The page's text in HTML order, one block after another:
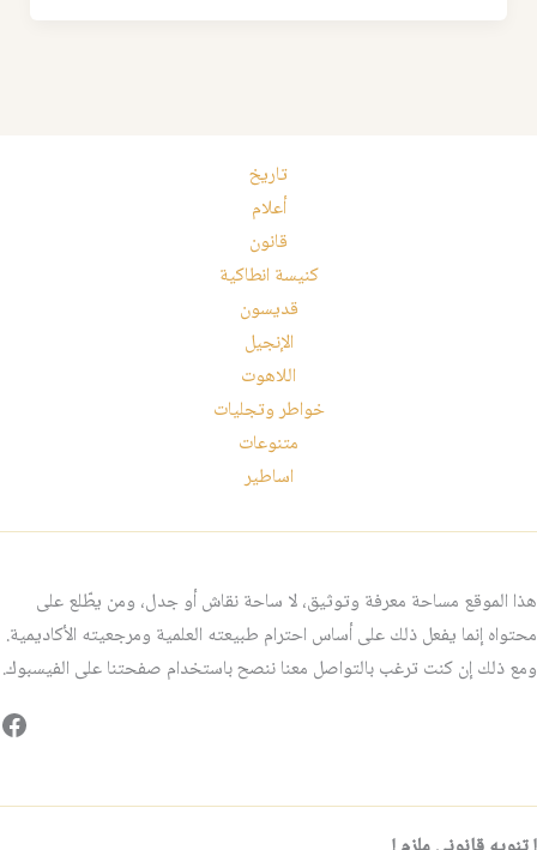
تاريخ
أعلام
قانون
كنيسة انطاكية
قديسون
الإنجيل
اللاهوت
خواطر وتجليات
متنوعات
اساطير
هذا الموقع مساحة معرفة وتوثيق، لا ساحة نقاش أو جدل، ومن يطّلع على
محتواه إنما يفعل ذلك على أساس احترام طبيعته العلمية ومرجعيته الأكاديمية.
ومع ذلك إن كنت ترغب بالتواصل معنا ننصح باستخدام صفحتنا على الفيسبوك.